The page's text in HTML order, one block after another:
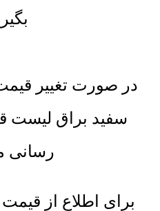
سفید براق لیست
رسانی
برای اطلاع از